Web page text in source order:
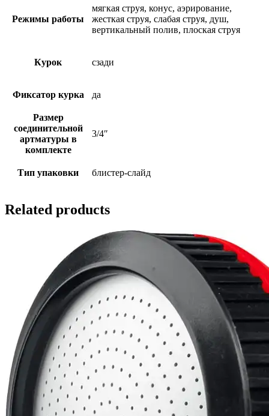
Режимы работы
мягкая струя, конус, аэрирование,
жесткая струя, слабая струя, душ,
вертикальный полив, плоская струя
Курок сзади
Фиксатор курка да
Размер
соединительной
артматуры в
комплекте
3/4″
Тип упаковки блистер-слайд
Related products